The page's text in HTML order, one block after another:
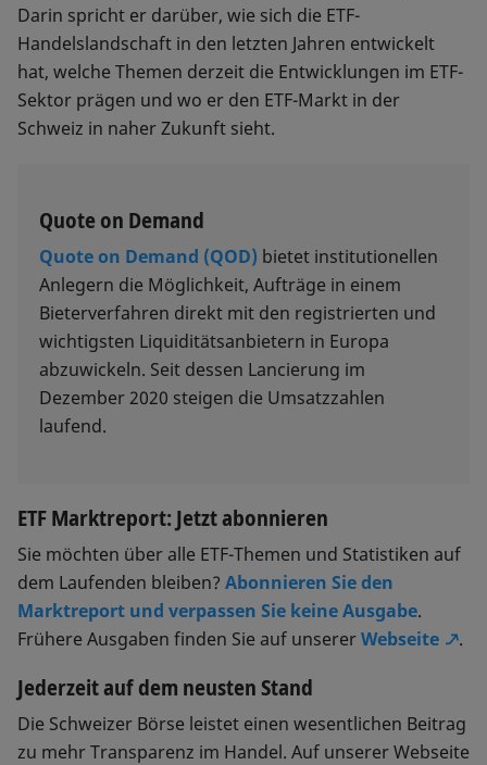
Darin spricht er darüber, wie sich die ETF-
Handelslandschaft in den letzten Jahren entwickelt
hat, welche Themen derzeit die Entwicklungen im ETF-
Sektor prägen und wo er den ETF-Markt in der
Schweiz in naher Zukunft sieht.
Quote on Demand
Quote on Demand (QOD) bietet institutionellen
Anlegern die Möglichkeit, Aufträge in einem
Bieterverfahren direkt mit den registrierten und
wichtigsten Liquiditätsanbietern in Europa
abzuwickeln. Seit dessen Lancierung im
Dezember 2020 steigen die Umsatzzahlen
laufend.
ETF Marktreport: Jetzt abonnieren
Sie möchten über alle ETF-Themen und Statistiken auf
dem Laufenden bleiben? Abonnieren Sie den
Marktreport und verpassen Sie keine Ausgabe.
Frühere Ausgaben finden Sie auf unsererWebseite .
Jederzeit auf dem neusten Stand
Die Schweizer Börse leistet einen wesentlichen Beitrag
zu mehr Transparenz im Handel. Auf unserer Webseite